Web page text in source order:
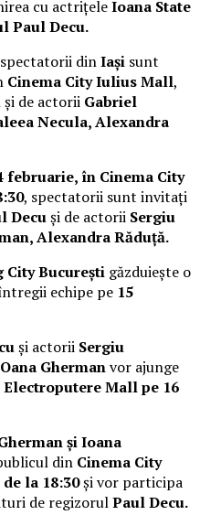
cu actrițeleIoana State
Paul Decu.
dinIași sunt
Cinema City Iulius Mall,
și de actorii Gabriel
Necula, Alexandra
februarie, în Cinema City
, spectatorii sunt invitați
Decuși de actorii Sergiu
Alexandra Răduță.
City București găzduiește o
echipe pe 15
și actorii Sergiu
Ghermanvor ajunge
Mall pe 16
și Ioana
din Cinema City
la 18:30și vor participa
de regizorulPaul Decu.